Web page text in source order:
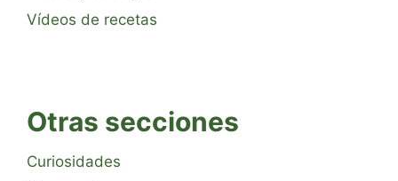
Vídeos de recetas
Otras secciones
Curiosidades